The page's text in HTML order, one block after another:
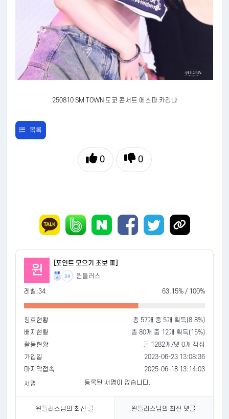
250810 SM TOWN 도쿄 콘서트 에스파 카리나
목록
0 0
윈
[포인트 모으기 초보 Ⅲ]
34 윈들러스
레벨:34 63.15% / 100%
칭호현황
총 57개 중 5개 획득(8.8%)
배지현황
총 80개 중 12개 획득(15%)
활동현황
글 1282개/댓 0개 작성
가입일
2023-06-23 13:08:36
마지막접속
2025-06-18 13:14:03
서명
등록된 서명이 없습니다.
윈들러스님의 최신 글 윈들러스님의 최신 댓글